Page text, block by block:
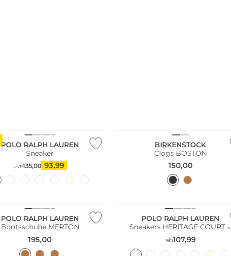
POLO RALPH LAUREN
Sneaker
UVP135,00 93,99
BIRKENSTOCK
Clogs BOSTON
150,00
POLO RALPH LAUREN
Bootsschuhe MERTON
195,00
POLO RALPH LAUREN
Sneakers HERITAGE COURT II
ab107,99